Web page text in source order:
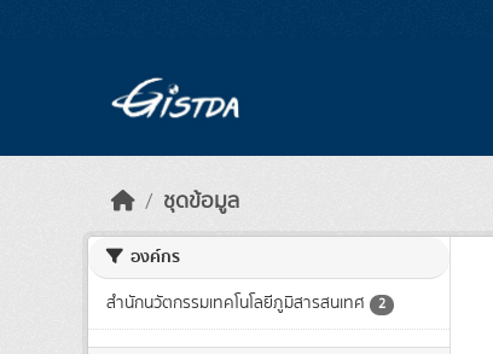
ชุดข้อมูล
องค์กร
สำนักนวัตกรรมเทคโนโลยีภูมิสารสนเทศ 2